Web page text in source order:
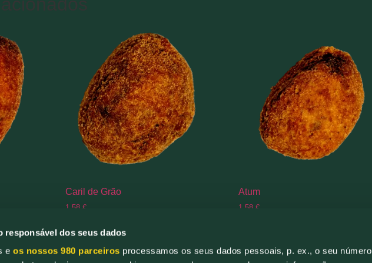
responsável dos seus dados
eos nossos 980 parceiros processamos os seus dados pessoais, p. ex., o seu número
Caril de Grão
1,58 €
Adicionar
Atum
1,58€